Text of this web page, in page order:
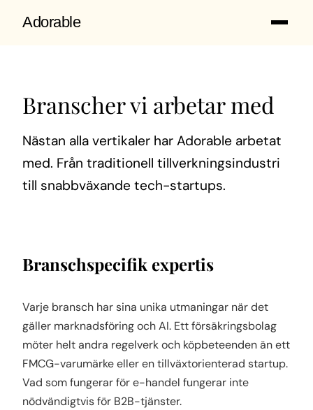
Adorable
Branscher vi arbetar med
Nästan alla vertikaler har Adorable arbetat
med. Från traditionell tillverkningsindustri
till snabbväxande tech-startups.
Branschspecifik expertis
Varje bransch har sina unika utmaningar när det
gäller marknadsföring och AI. Ett försäkringsbolag
möter helt andra regelverk och köpbeteenden än ett
FMCG-varumärke eller en tillväxtorienterad startup.
Vad som fungerar för e-handel fungerar inte
nödvändigtvis för B2B-tjänster.